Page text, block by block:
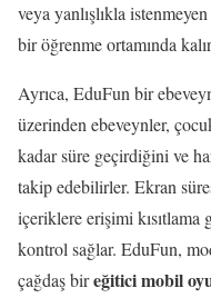
veya yanlışlıkla
bir öğrenme ortamında
Ayrıca, EduFun bir
üzerinden ebeveynler,
kadar süre geçirdiğini ve
takip edebilirler. Ekran
içeriklere erişimi
kontrol sağlar. EduFun,
çağdaş bireğitici mobil